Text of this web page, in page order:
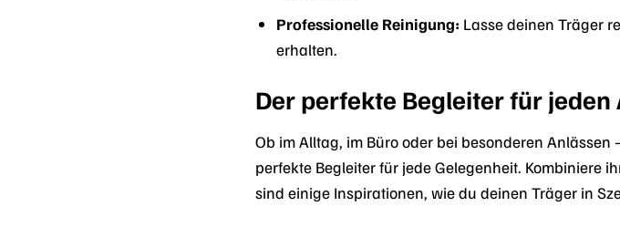
Professionelle Reinigung: Lasse deinen Träger
erhalten.
Der perfekte Begleiter für jeden
Ob im Alltag, im Büro oder bei besonderen
perfekte Begleiter für jede Gelegenheit. Kombiniere
sind einige Inspirationen, wie du deinen Träger in